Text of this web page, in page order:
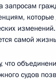
запросам
которые
самой
что
судов